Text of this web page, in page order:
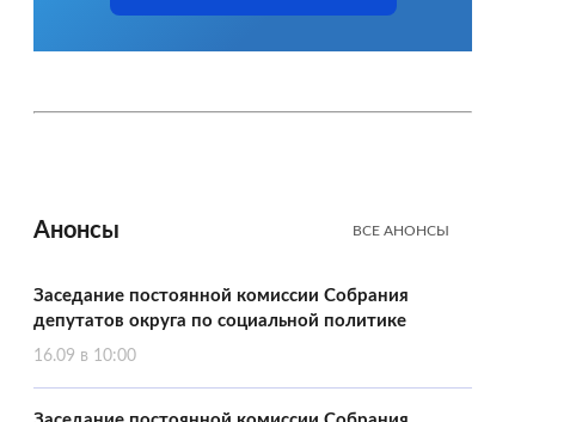
Анонсы ВСЕ АНОНСЫ
Заседание постоянной комиссии Собрания
депутатов округа по социальной политике
16.09 в 10:00